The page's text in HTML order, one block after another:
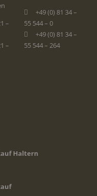
–
–
+49 (0) 81 34 –
55 544 – 0
+49 (0) 81 34 –
55 544 – 264
Haltern